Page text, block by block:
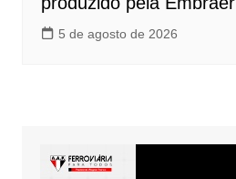
5 de agosto de 2026